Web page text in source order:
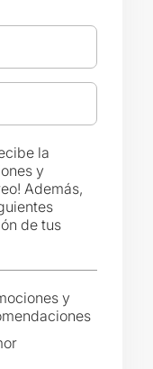
la
y
Además,
de tus
y